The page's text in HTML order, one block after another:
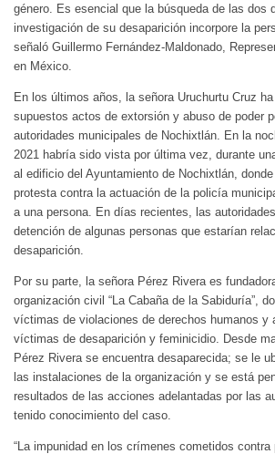
género. Es esencial que la búsqueda de las dos
investigación de su desaparición incorpore la
señaló Guillermo Fernández-Maldonado,
en México.
En los últimos años, la señora Uruchurtu Cruz
supuestos actos de extorsión y abuso de poder
autoridades municipales de Nochixtlán. En la
2021 habría sido vista por última vez, durante
al edificio del Ayuntamiento de Nochixtlán,
protesta contra la actuación de la policía
a una persona. En días recientes, las
detención de algunas personas que estarían
desaparición.
Por su parte, la señora Pérez Rivera es
organización civil “La Cabaña de la Sabiduría”,
víctimas de violaciones de derechos humanos y
víctimas de desaparición y feminicidio. Desde
Pérez Rivera se encuentra desaparecida; se le
las instalaciones de la organización y se está
resultados de las acciones adelantadas por las
tenido conocimiento del caso.
“La impunidad en los crímenes cometidos contra